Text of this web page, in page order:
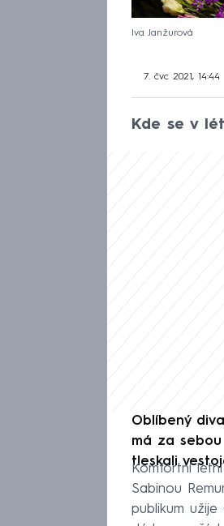
Iva Janžurová
7. čvc 2021, 14:44
Kde se v
Oblíbený
má za
tleskali
Komfortní
Sabinou
publikum